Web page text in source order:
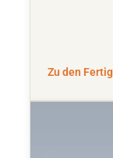
Zu den